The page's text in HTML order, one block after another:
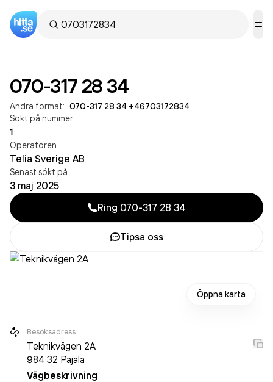
070-317 28 34
Andra format: 070-317 28 34 +46703172834
Sökt på nummer
1
Operatören
Telia Sverige AB
Senast sökt på
3 maj 2025
Ring 070-317 28 34
Tipsa oss
Öppna karta
Besöksadress
Teknikvägen 2A
984 32 Pajala
Vägbeskrivning